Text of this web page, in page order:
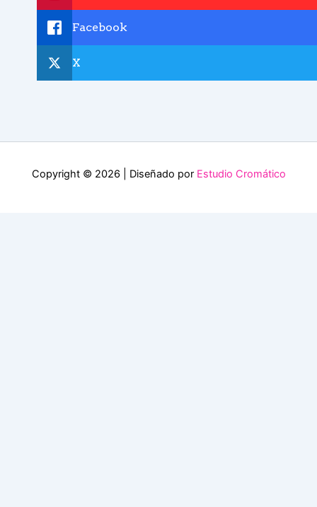
Facebook
X
Copyright © 2026 | Diseñado por Estudio Cromático